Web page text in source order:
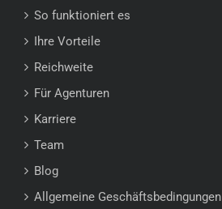
So funktioniert es
Ihre Vorteile
Reichweite
Für Agenturen
Karriere
Team
Blog
Allgemeine Geschäftsbedingungen